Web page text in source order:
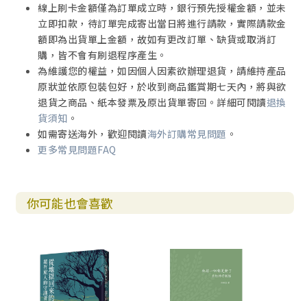
線上刷卡金額僅為訂單成立時，銀行預先授權金額，並未
立即扣款，待訂單完成寄出當日將進行請款，實際請款金
額即為出貨單上金額，故如有更改訂單、缺貨或取消訂
購，皆不會有刷退程序產生。
為維護您的權益，如因個人因素欲辦理退貨，請維持產品
原狀並依原包裝包好，於收到商品鑑賞期七天內，將與欲
退貨之商品、紙本發票及原出貨單寄回。詳細可閱讀退換
貨須知 。
如需寄送海外，歡迎閱讀海外訂購常見問題 。
更多常見問題FAQ
你可能也會喜歡